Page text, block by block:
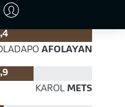
AFOLAYAN
KAROLMETS